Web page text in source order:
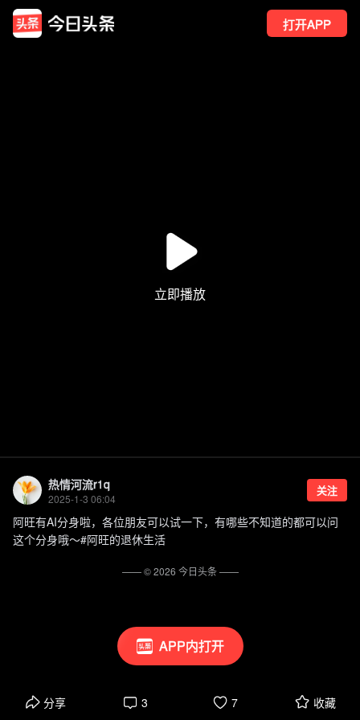
打开APP
APP内打开
热情河流r1q
2025-1-3 06:04
关注
阿旺有AI分身啦，各位朋友可以试一下，有哪些不知道的都可以问
这个分身哦～#阿旺的退休生活
分享 3 7 收藏
—— ©2026 今日头条——